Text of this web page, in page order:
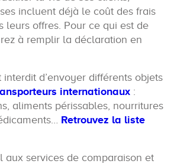
incluent déjà le coût des frais
leurs offres. Pour ce qui est de
à remplir la déclaration en
interdit d’envoyer différents objets
internationaux :
aliments périssables, nourritures
Retrouvez la liste
aux services de comparaison et